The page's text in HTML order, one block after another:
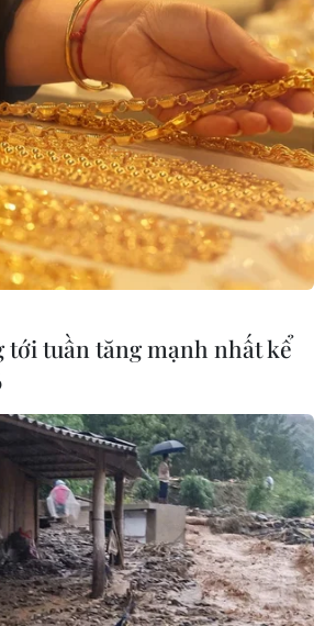
thân thuộc
dân Ai Cập
Ban Bí thư Trần
Thư ký Đảng
đoàn kết, hợp
Nam-Burundi
Nigeria khiến ít
mạng
tới tuần tăng mạnh nhất kể